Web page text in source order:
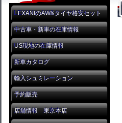
LEXANIのAW&タイヤ格安セット
中古車・新車の在庫情報
US現地の在庫情報
新車カタログ
輸入シュミレーション
予約販売
店舗情報 東京本店